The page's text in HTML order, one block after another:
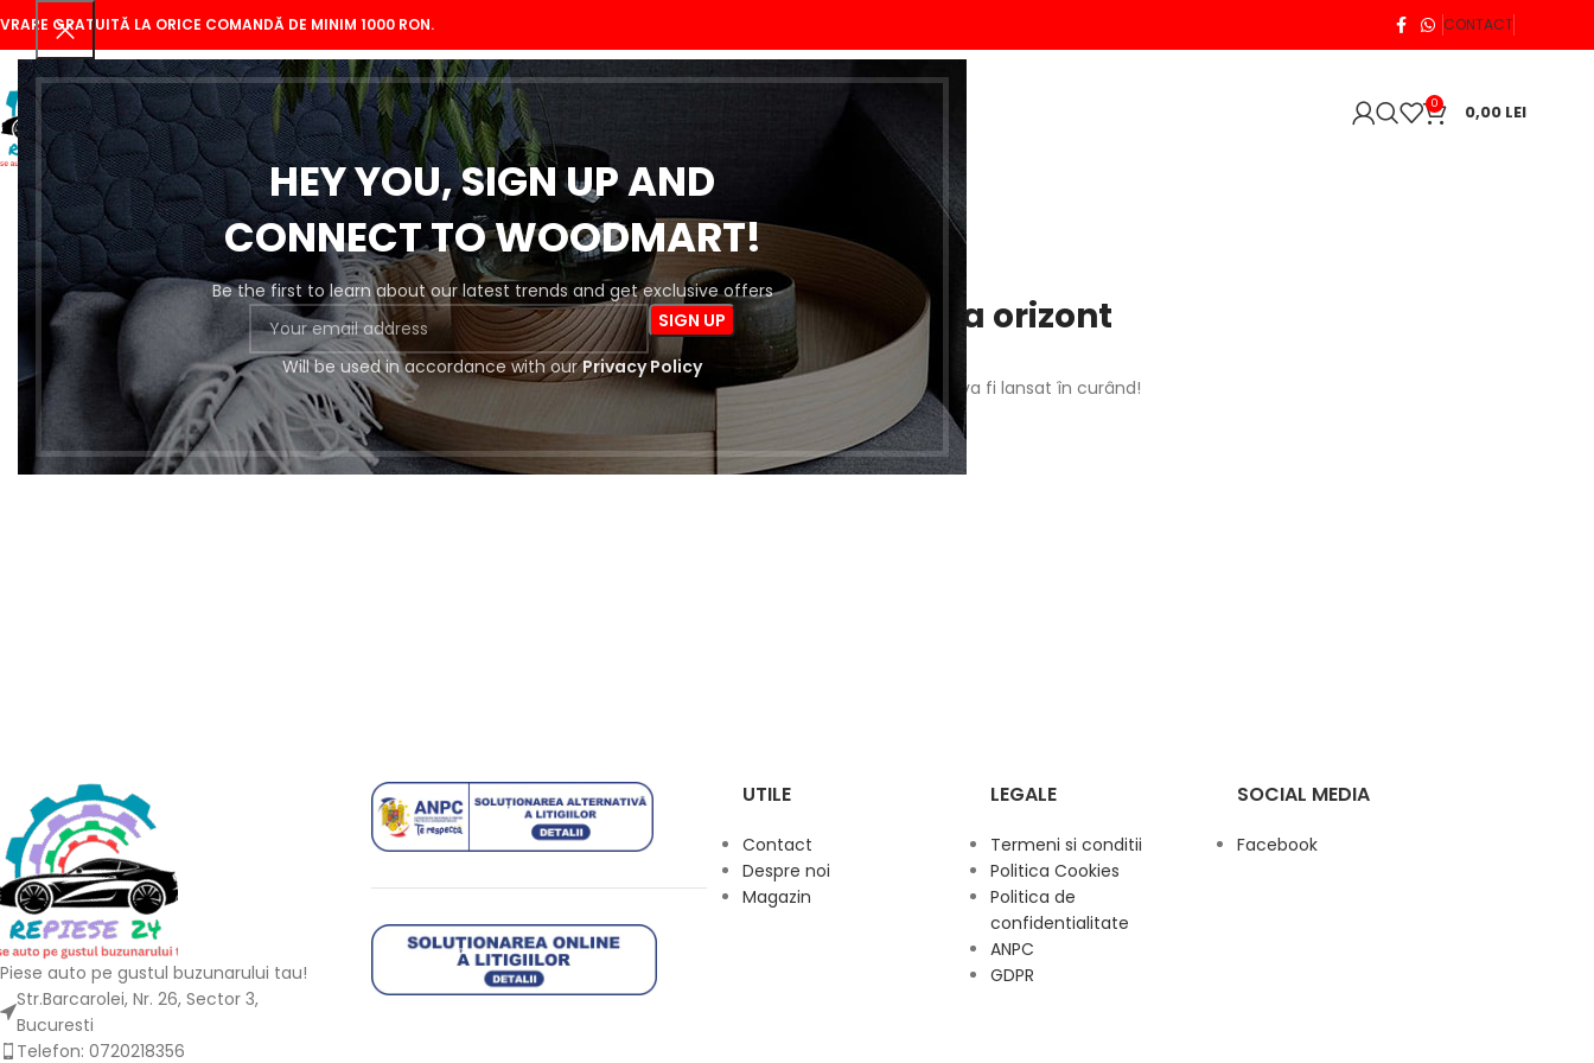
HEY YOU, SIGN UP AND
CONNECT TO WOODMART!
Be the first to learn about our latest trends and get exclusive offers
Will be used in accordance with ourPrivacy Policy
GRATUITĂ LA ORICE COMANDĂ DE MINIM 1000 RON. CONTACT
0 0,00 LEI
Se întrevăd lucruri mărețe la orizont
Pregătirea este importantă! Magazinul nostru este în lucru și va fi lansat în curând!
Piese auto pe gustul buzunarului tau!
Str.Barcarolei, Nr. 26, Sector 3,
Bucuresti
Telefon: 0720218356
UTILE
Contact
Despre noi
Magazin
LEGALE
Termeni si conditii
Politica Cookies
Politica de
confidentialitate
ANPC
GDPR
SOCIAL MEDIA
Facebook